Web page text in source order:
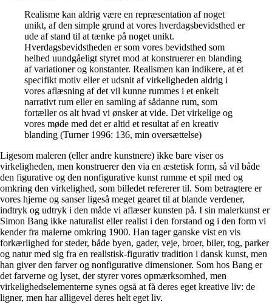
Realisme kan aldrig være en repræsentation af noget
unikt, af den simple grund at vores hverdagsbevidsthed er
ude af stand til at tænke på noget unikt.
Hverdagsbevidstheden er som vores bevidsthed som
helhed uundgåeligt styret mod at konstruerer en blanding
af variationer og konstanter. Realismen kan indikere, at et
specifikt motiv eller et udsnit af virkeligheden aldrig i
vores aflæsning af det vil kunne rummes i et enkelt
narrativt rum eller en samling af sådanne rum, som
fortæller os alt hvad vi ønsker at vide. Det virkelige og
vores møde med det er altid et resultat af en kreativ
blanding (Turner 1996: 136, min oversættelse)
Ligesom maleren (eller andre kunstnere) ikke bare viser os
virkeligheden, men konstruerer den via en æstetisk form, så vil både
den figurative og den nonfigurative kunst rumme et spil med og
omkring den virkelighed, som billedet refererer til. Som betragtere er
vores hjerne og sanser ligeså meget gearet til at blande verdener,
indtryk og udtryk i den måde vi aflæser kunsten på. I sin malerkunst er
Simon Bang ikke naturalist eller realist i den forstand og i den form vi
kender fra malerne omkring 1900. Han tager ganske vist en vis
forkærlighed for steder, både byen, gader, veje, broer, biler, tog, parker
og natur med sig fra en realistisk-figurativ tradition i dansk kunst, men
han giver den farver og nonfigurative dimensioner. Som hos Bang er
det farverne og lyset, der styrer vores opmærksomhed, men
virkelighedselementerne synes også at få deres eget kreative liv: de
ligner, men har alligevel deres helt eget liv.